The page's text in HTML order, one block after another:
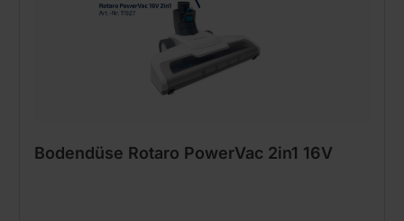
Bodendüse Rotaro PowerVac 2in1 16V